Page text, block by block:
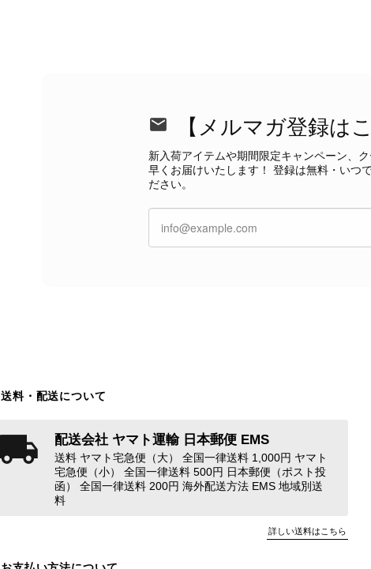
この度も当店をご利用いただ
て見つけたカラーとデザイン
ご紹介できるよう努めてまい
す。 またご縁がございました
Christian Dior クリスチャン ディオール ショルダーバッグ ブラック ロゴ チャーム レザー ミニバッグ vintage ヴィンテージ オールド gpxtra
2026/07/07
発送が早く、商品も画像と一致しており
き、発送や商品の状態にもご
【メルマガ登録は
新入荷アイテムや期間限定キャンペーン、
早くお届けいたします！ 登録は無料・いつ
ださい。
送料・配送について
配送会社 ヤマト運輸 日本郵便 EMS
送料 ヤマト宅急便（大） 全国一律送料 1,000円 ヤマト
宅急便（小） 全国一律送料 500円 日本郵便（ポスト投
函） 全国一律送料 200円 海外配送方法 EMS 地域別送
料
詳しい送料はこちら